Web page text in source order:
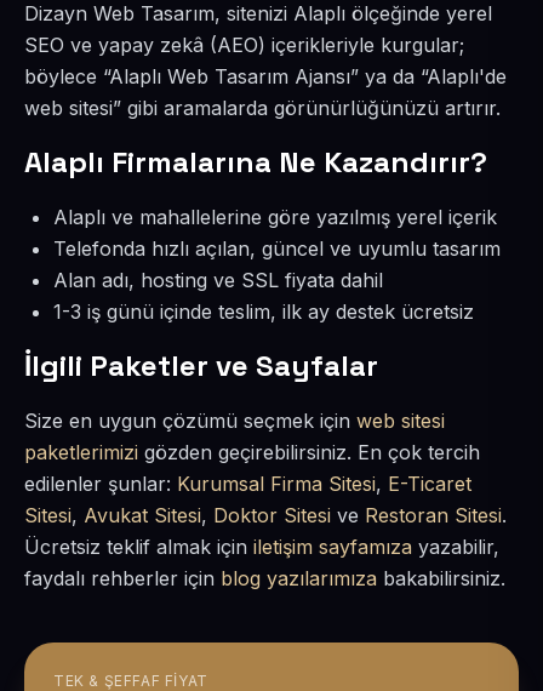
Dizayn Web Tasarım, sitenizi Alaplı ölçeğinde yerel
SEO ve yapay zekâ (AEO) içerikleriyle kurgular;
böylece “Alaplı Web Tasarım Ajansı” ya da “Alaplı'de
web sitesi” gibi aramalarda görünürlüğünüzü artırır.
Alaplı Firmalarına Ne Kazandırır?
Alaplı ve mahallelerine göre yazılmış yerel içerik
Telefonda hızlı açılan, güncel ve uyumlu tasarım
Alan adı, hosting ve SSL fiyata dahil
1-3 iş günü içinde teslim, ilk ay destek ücretsiz
İlgili Paketler ve Sayfalar
Size en uygun çözümü seçmek için web sitesi
paketlerimizi gözden geçirebilirsiniz. En çok tercih
edilenler şunlar: Kurumsal Firma Sitesi, E-Ticaret
Sitesi, Avukat Sitesi, Doktor Sitesi ve Restoran Sitesi.
Ücretsiz teklif almak için iletişim sayfamıza yazabilir,
faydalı rehberler için blog yazılarımıza bakabilirsiniz.
TEK & ŞEFFAF FIYAT